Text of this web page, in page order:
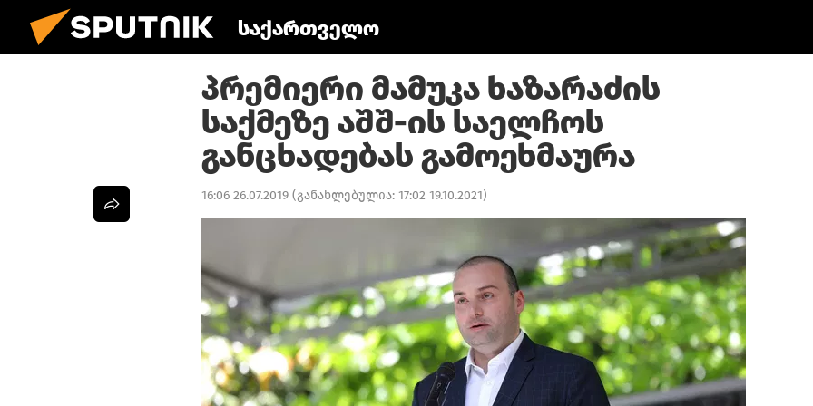
საქართველო
პრემიერი მამუკა ხაზარაძის
საქმეზე აშშ-ის საელჩოს
განცხადებას გამოეხმაურა
16:06 26.07.2019 (განახლებულია: 17:02 19.10.2021)